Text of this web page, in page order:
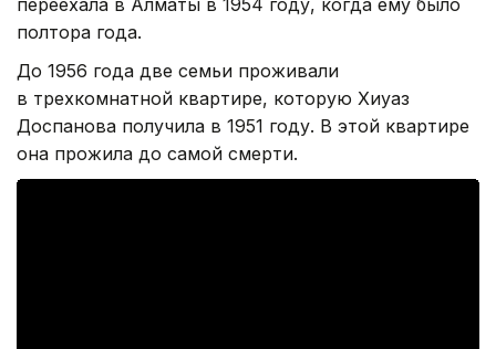
переехала в Алматы в 1954 году, когда ему было
полтора года.
До 1956 года две семьи проживали
в трехкомнатной квартире, которую Хиуаз
Доспанова получила в 1951 году. В этой квартире
она прожила до самой смерти.